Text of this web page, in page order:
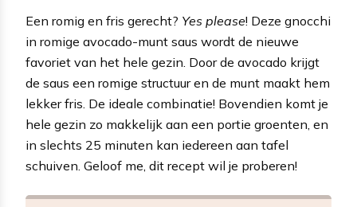
Een romig en fris gerecht? Yes please! Deze gnocchi
in romige avocado-munt saus wordt de nieuwe
favoriet van het hele gezin. Door de avocado krijgt
de saus een romige structuur en de munt maakt hem
lekker fris. De ideale combinatie! Bovendien komt je
hele gezin zo makkelijk aan een portie groenten, en
in slechts 25 minuten kan iedereen aan tafel
schuiven. Geloof me, dit recept wil je proberen!